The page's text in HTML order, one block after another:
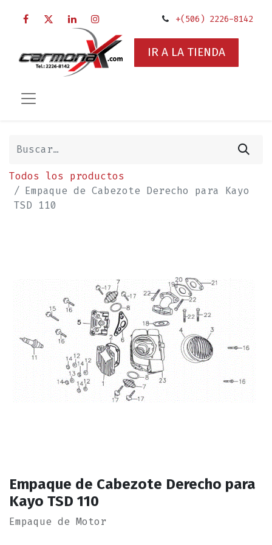
+(506) 2226-8142
IR A LA TIENDA
Todos los productos
Empaque de Cabezote Derecho para Kayo
TSD 110
Empaque de Cabezote Derecho para
Kayo TSD 110
Empaque de Motor